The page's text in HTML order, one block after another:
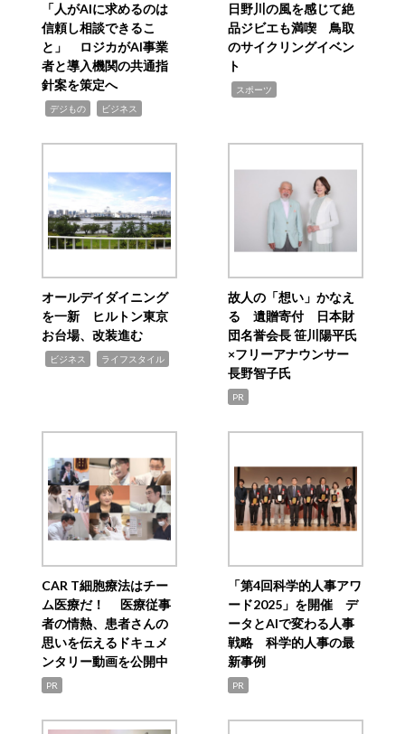
「人がAIに求めるのは
信頼し相談できるこ
と」 ロジカがAI事業
者と導入機関の共通指
針案を策定へ
デジもの ビジネス
日野川の風を感じて絶
品ジビエも満喫 鳥取
のサイクリングイベン
ト
スポーツ
オールデイダイニング
を一新 ヒルトン東京
お台場、改装進む
ビジネス ライフスタイル
故人の「想い」かなえ
る 遺贈寄付 日本財
団名誉会長 笹川陽平氏
×フリーアナウンサー
長野智子氏
PR
CAR T細胞療法はチー
ム医療だ！ 医療従事
者の情熱、患者さんの
思いを伝えるドキュメ
ンタリー動画を公開中
PR
「第4回科学的人事アワ
ード2025」を開催 デ
ータとAIで変わる人事
戦略 科学的人事の最
新事例
PR